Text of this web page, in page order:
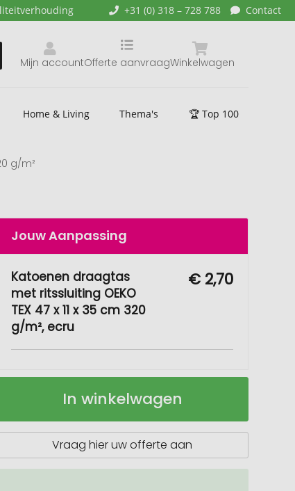
+31 (0) 318 – 728 788 Contact
Mijn account Winkelwagen
Offerte aanvraag
Home & Living Thema's 🏆 Top 100
g/m²
Jouw Aanpassing
Katoenen draagtas
met ritssluiting OEKO
TEX 47 x 11 x 35 cm 320
g/m², ecru
€ 2,70
In winkelwagen
Vraag hier uw offerte aan